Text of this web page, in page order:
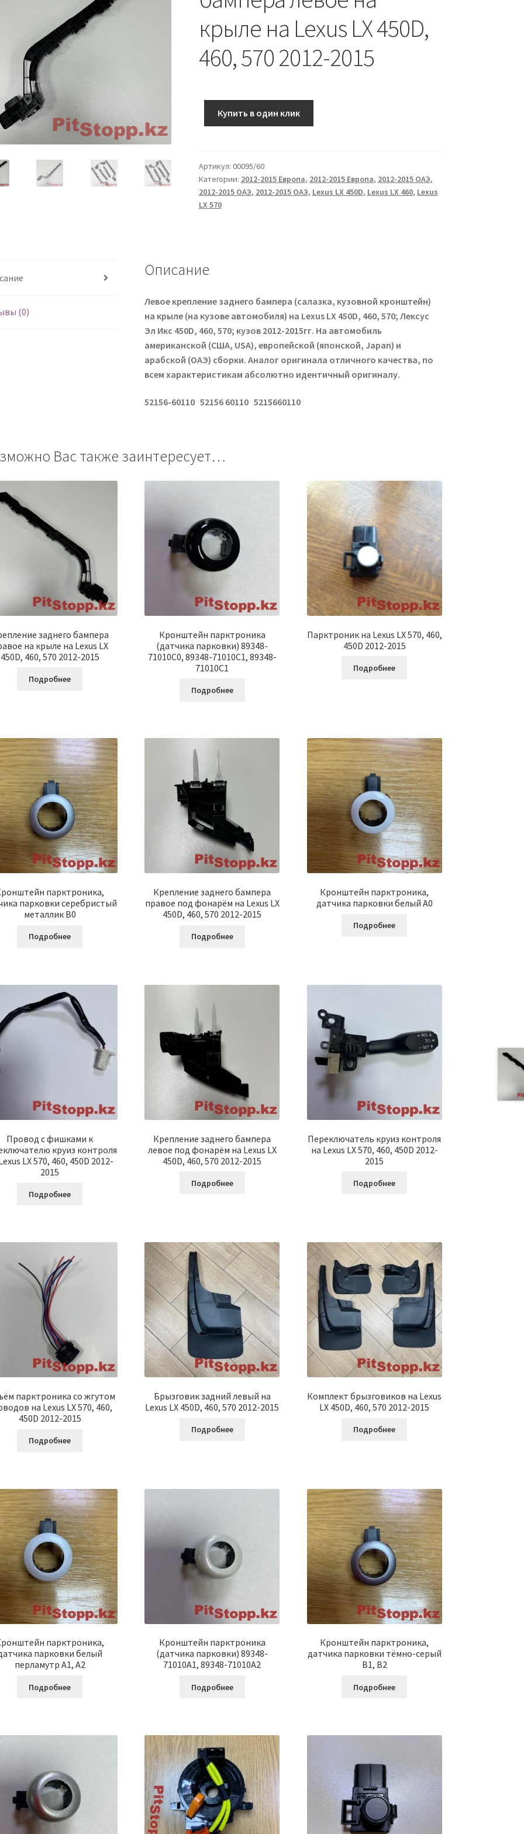
крыле на Lexus LX 450D,
460, 570 2012-2015
Купить в один клик
Артикул: 00095/60
Категории: 2012-2015 Европа, 2012-2015 Европа, 2012-2015 ОАЭ,
2012-2015 ОАЭ, 2012-2015 ОАЭ, Lexus LX 450D, Lexus LX 460, Lexus
LX 570
(0)
Описание
Левое крепление заднего бампера (салазка, кузовной кронштейн)
на крыле (на кузове автомобиля) на Lexus LX 450D, 460, 570; Лексус
Эл Икс 450D, 460, 570; кузов 2012-2015гг. На автомобиль
американской (США, USA), европейской (японской, Japan) и
арабской (ОАЭ) сборки. Аналог оригинала отличного качества, по
всем характеристикам абсолютно идентичный оригиналу.
52156-60110 52156 60110 5215660110
Вас также заинтересует…
заднего бампера
на крыле на Lexus LX
450D, 460, 570 2012-2015
Подробнее
Кронштейн парктроника
(датчика парковки) 89348-
71010C0, 89348-71010C1, 89348-
71010C1
Подробнее
Парктроник на Lexus LX 570, 460,
450D 2012-2015
Подробнее
парктроника,
парковки серебристый
металлик B0
Подробнее
Крепление заднего бампера
правое под фонарём на Lexus LX
450D, 460, 570 2012-2015
Подробнее
Кронштейн парктроника,
датчика парковки белый A0
Подробнее
Провод с фишками к
круиз контроля
LX 570, 460, 450D 2012-
2015
Подробнее
Крепление заднего бампера
левое под фонарём на Lexus LX
450D, 460, 570 2012-2015
Подробнее
Переключатель круиз контроля
на Lexus LX 570, 460, 450D 2012-
2015
Подробнее
парктроника со жгутом
на Lexus LX 570, 460,
450D 2012-2015
Подробнее
Брызговик задний левый на
Lexus LX 450D, 460, 570 2012-2015
Подробнее
Комплект брызговиков на Lexus
LX 450D, 460, 570 2012-2015
Подробнее
парктроника,
парковки белый
перламутр A1, A2
Подробнее
Кронштейн парктроника
(датчика парковки) 89348-
71010A1, 89348-71010A2
Подробнее
Кронштейн парктроника,
датчика парковки тёмно-серый
B1, B2
Подробнее